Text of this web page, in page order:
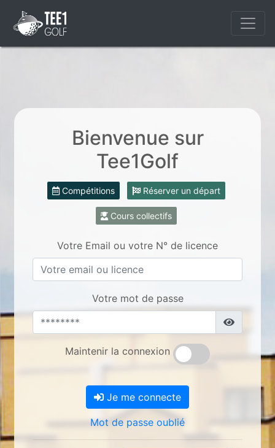
Bienvenue sur
Tee1Golf
Compétitions Réserver un départ
Cours collectifs
Votre Email ou votre N° de licence
Votre mot de passe
Maintenir la connexion
Je me connecte
Mot de passe oublié